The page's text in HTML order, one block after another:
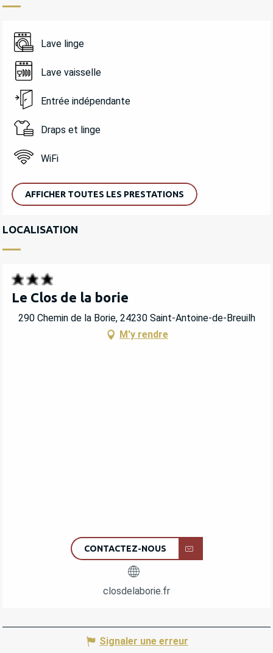
Lave linge
Lave vaisselle
Entrée indépendante
Draps et linge
WiFi
AFFICHER TOUTES LES PRESTATIONS
LOCALISATION
Le Clos de la borie
290 Chemin de la Borie, 24230 Saint-Antoine-de-Breuilh
M'y rendre
CONTACTEZ-NOUS
closdelaborie.fr
Signaler une erreur